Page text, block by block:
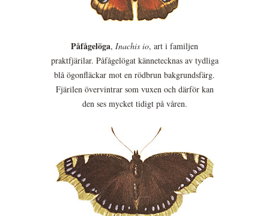
Påfågelöga, Inachis io, art i familjen
praktfjärilar. Påfågelögat kännetecknas av tydliga
blå ögonfläckar mot en rödbrun bakgrundsfärg.
Fjärilen övervintrar som vuxen och därför kan
den ses mycket tidigt på våren.